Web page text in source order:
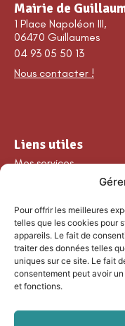
Pour offrir les meilleures
telles que les cookies pour
appareils. Le fait de
traiter des données telles
uniques sur ce site. Le fait
consentement peut avoir
et fonctions.
Mairie de
1 Place Napoléon III,
06470 Guillaumes
04 93 05 50 13
Nous contacter !
Liens utiles
Mes services
Nos loisirs
Agenda
Les temps forts
Partenaires et